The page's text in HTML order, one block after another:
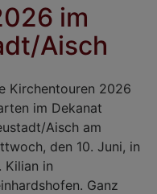
im
Aisch
Kirchentouren 2026
im Dekanat
Aisch am
den 10. Juni, in
Kilian in
Ganz